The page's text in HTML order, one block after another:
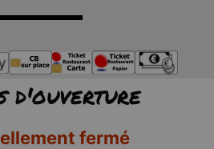
d'ouverture
fermé